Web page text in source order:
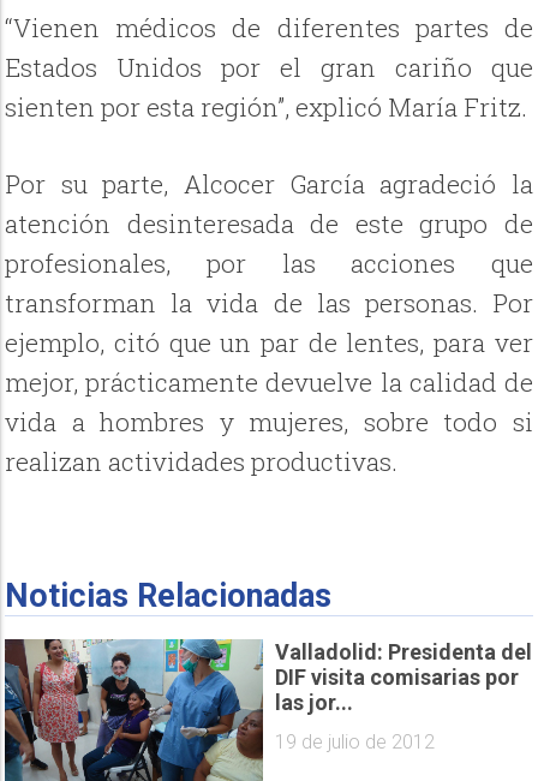
“Vienen médicos de diferentes partes de
Estados Unidos por el gran cariño que
sienten por esta región”, explicó María Fritz.
Por su parte, Alcocer García agradeció la
atención desinteresada de este grupo de
profesionales, por las acciones que
transforman la vida de las personas. Por
ejemplo, citó que un par de lentes, para ver
mejor, prácticamente devuelve la calidad de
vida a hombres y mujeres, sobre todo si
realizan actividades productivas.
Noticias Relacionadas
Valladolid: Presidenta del
DIF visita comisarias por
las jor...
19 de julio de 2012